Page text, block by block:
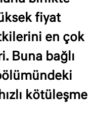
fiyat
en çok
Buna bağlı
kötüleşme